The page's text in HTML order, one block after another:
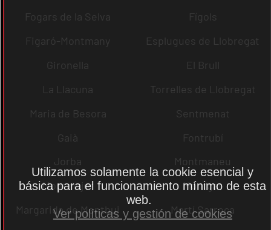
Fogars de la Selva
Fígols
Figaró-Montmany
Esplugues de Llobregat
Gironella
El Brull
La Llacuna
Torrelles de Llobregat
Maria de Besora
Sentmenat
Gaià
Fontrubí
Jorba
Montmaneu
Montmajor
Montgat
Margarida de Montbui
Martí Sarroca
Utilizamos solamente la cookie esencial y
básica para el funcionamiento mínimo de esta
web.
Ver políticas y gestión de cookies